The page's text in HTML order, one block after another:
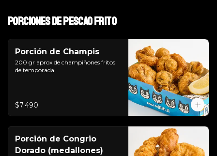
Porciones de pescao frito
Porción de Champis
200 gr aprox de champiñones fritos
de temporada.
$7.490
Porción de Congrio
Dorado (medallones)